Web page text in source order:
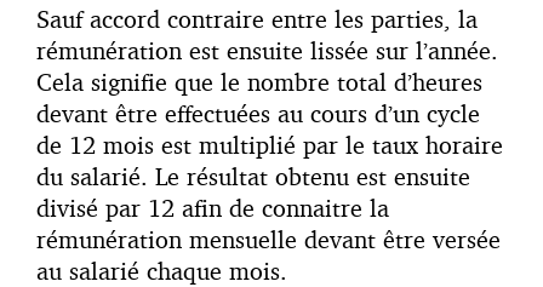
Sauf accord contraire entre les parties, la
rémunération est ensuite lissée sur l’année.
Cela signifie que le nombre total d’heures
devant être effectuées au cours d’un cycle
de 12 mois est multiplié par le taux horaire
du salarié. Le résultat obtenu est ensuite
divisé par 12 afin de connaitre la
rémunération mensuelle devant être versée
au salarié chaque mois.